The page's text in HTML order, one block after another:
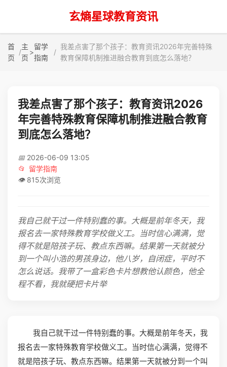
玄熵星球教育资讯
首
页
主
页
>
留学
指南
我差点害了那个孩子：教育资讯2026年完善特殊
教育保障机制推进融合教育到底怎么落地？
我差点害了那个孩子：教育资讯2026
年完善特殊教育保障机制推进融合教育
到底怎么落地？
📅 2026-06-09 13:05
📂 留学指南
👁️ 815次浏览
我自己就干过一件特别蠢的事。大概是前年冬天，我
报名去一家特殊教育学校做义工。当时信心满满，觉
得不就是陪孩子玩、教点东西嘛。结果第一天就被分
到一个叫小浩的男孩身边，他八岁，自闭症，平时不
怎么说话。我带了一盒彩色卡片想教他认颜色，他全
程不看，我就硬把卡片举
我自己就干过一件特别蠢的事。大概是前年冬天，我
报名去一家特殊教育学校做义工。当时信心满满，觉得不
就是陪孩子玩、教点东西嘛。结果第一天就被分到一个叫